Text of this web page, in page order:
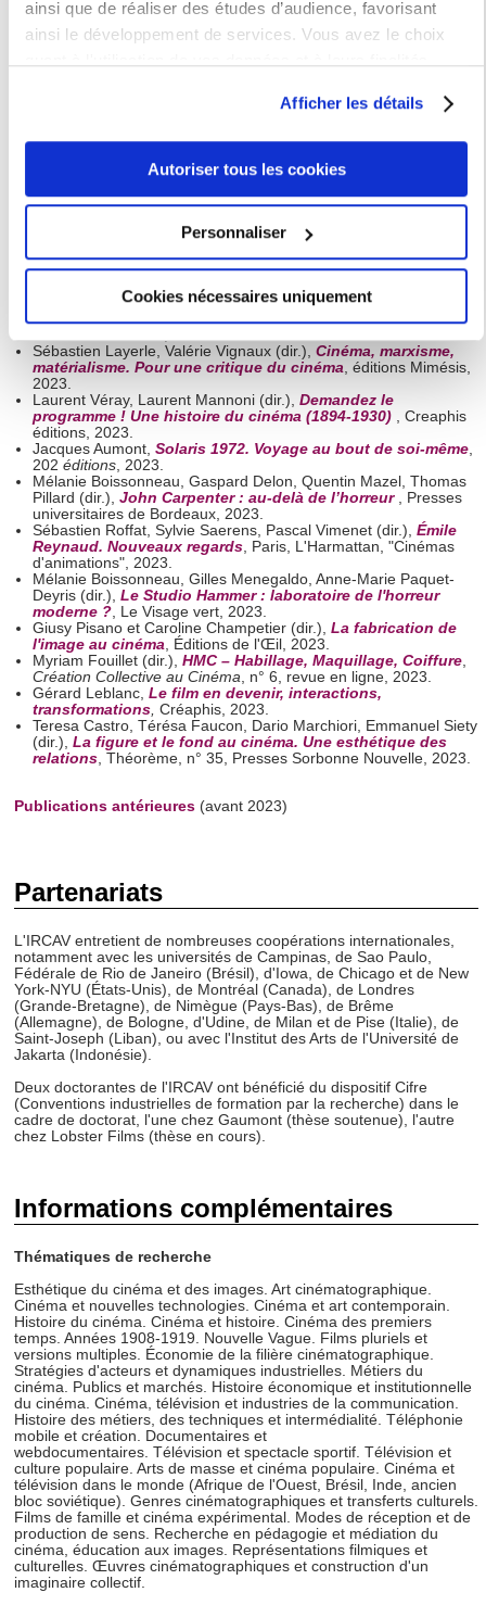
ainsi que de réaliser des études d’audience, favorisant
ainsi le développement de services. Vous avez le choix
moment en consultant la Déclaration relative aux cookies
ou en cliquant sur l'icône de confidentialité.
Si vous le permettez, nous aimerions également :
géographique qui peuvent être précises à plusieurs
mètres près
Identifier votre appareil en l'analysant activement
pour en relever les caractéristiques spécifiques
(empreintes digitales).
Pour en savoir plus sur le traitement de vos données
personnelles et définir vos préférences, reportez-vous à la
section « Détails »
consentement à tout moment à partir de la déclaration sur
les cookies.
Les cookies nous permettent de personnaliser le contenu
et les annonces, d'offrir des fonctionnalités relatives aux
médias sociaux et d'analyser notre trafic. Nous
partageons également des informations sur l'utilisation de
notre site avec nos partenaires de médias sociaux, de
publicité et d'analyse, qui peuvent combiner celles-ci avec
d'autres informations que vous leur avez fournies ou qu'ils
ont collectées lors de votre utilisation de leurs services.
Afficher les détails
Autoriser tous les cookies
Personnaliser
Cookies nécessaires uniquement
installations - passages esthétiques, Presses universitaires
Septentrion, 2024.
Laurent Jullier,Apprendre à regarder la photographie ,
Armand Colin, 2024.
Postnational Screen Fiction from France,Palgrave
Emmanuel Siety,Le montage simultané. Vies d'une forme,
Carole Aurouet, Béatrice de Pastre, Laurent Véray (dir.),
le cinéma muet en France (1908-1919),éditions du Sonneur,
2023.
Laurent Jullier, Guillaume Soulez (dir.), Usages de
l’interprétation, interprétations de l’usage. Cinéma,
télévision, bande dessinée, Théorème, n°36, Presses
Sébastien Layerle, Valérie Vignaux (dir.), Cinéma, marxisme,
matérialisme. Pour une critique du cinéma, éditions Mimésis,
2023.
Laurent Véray, Laurent Mannoni (dir.), Demandez le
programme ! Une histoire du cinéma (1894-1930) , Creaphis
éditions, 2023.
Jacques Aumont, Solaris 1972. Voyage au bout de soi-même,
202 éditions, 2023.
Mélanie Boissonneau, Gaspard Delon, Quentin Mazel, Thomas
Pillard (dir.), John Carpenter : au-delà de l’horreur , Presses
universitaires de Bordeaux, 2023.
Sébastien Roffat, Sylvie Saerens, Pascal Vimenet (dir.), Émile
Reynaud. Nouveaux regards, Paris, L'Harmattan, "Cinémas
d'animations", 2023.
Mélanie Boissonneau, Gilles Menegaldo, Anne-Marie Paquet-
Deyris (dir.), Le Studio Hammer : laboratoire de l'horreur
moderne ?, Le Visage vert, 2023.
Giusy Pisano et Caroline Champetier (dir.), La fabrication de
l'image au cinéma, Éditions de l'Œil, 2023.
Myriam Fouillet (dir.), HMC – Habillage, Maquillage, Coiffure,
Création Collective au Cinéma, n° 6, revue en ligne, 2023.
Gérard Leblanc, Le film en devenir, interactions,
transformations, Créaphis, 2023.
Teresa Castro, Térésa Faucon, Dario Marchiori, Emmanuel Siety
(dir.), La figure et le fond au cinéma. Une esthétique des
relations, Théorème, n° 35, Presses Sorbonne Nouvelle, 2023.
Publications antérieures (avant 2023)
Partenariats
L'IRCAV entretient de nombreuses coopérations internationales,
notamment avec les universités de Campinas, de Sao Paulo,
Fédérale de Rio de Janeiro (Brésil), d'Iowa, de Chicago et de New
York-NYU (États-Unis), de Montréal (Canada), de Londres
(Grande-Bretagne), de Nimègue (Pays-Bas), de Brême
(Allemagne), de Bologne, d'Udine, de Milan et de Pise (Italie), de
Saint-Joseph (Liban), ou avec l'Institut des Arts de l'Université de
Jakarta (Indonésie).
Deux doctorantes de l'IRCAV ont bénéficié du dispositif Cifre
(Conventions industrielles de formation par la recherche) dans le
cadre de doctorat, l'une chez Gaumont (thèse soutenue), l'autre
chez Lobster Films (thèse en cours).
Informations complémentaires
Thématiques de recherche
Esthétique du cinéma et des images. Art cinématographique.
Cinéma et nouvelles technologies. Cinéma et art contemporain.
Histoire du cinéma. Cinéma et histoire. Cinéma des premiers
temps. Années 1908-1919. Nouvelle Vague. Films pluriels et
versions multiples. Économie de la filière cinématographique.
Stratégies d'acteurs et dynamiques industrielles. Métiers du
cinéma. Publics et marchés. Histoire économique et institutionnelle
du cinéma. Cinéma, télévision et industries de la communication.
Histoire des métiers, des techniques et intermédialité. Téléphonie
mobile et création. Documentaires et
webdocumentaires. Télévision et spectacle sportif. Télévision et
culture populaire. Arts de masse et cinéma populaire. Cinéma et
télévision dans le monde (Afrique de l'Ouest, Brésil, Inde, ancien
bloc soviétique). Genres cinématographiques et transferts culturels.
Films de famille et cinéma expérimental. Modes de réception et de
production de sens. Recherche en pédagogie et médiation du
cinéma, éducation aux images. Représentations filmiques et
culturelles. Œuvres cinématographiques et construction d'un
imaginaire collectif.